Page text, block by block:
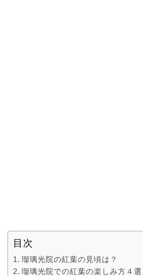
目次
瑠璃光院の紅葉の見頃は？
瑠璃光院での紅葉の楽しみ方４選